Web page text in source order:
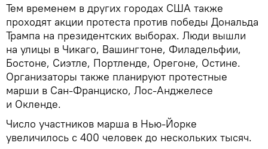
Тем временем в других городах США также
проходят акции протеста против победы Дональда
Трампа на президентских выборах. Люди вышли
на улицы в Чикаго, Вашингтоне, Филадельфии,
Бостоне, Сиэтле, Портленде, Орегоне, Остине.
Организаторы также планируют протестные
марши в Сан-Франциско, Лос-Анджелесе
и Окленде.
Число участников марша в Нью-Йорке
увеличилось с 400 человек до нескольких тысяч.